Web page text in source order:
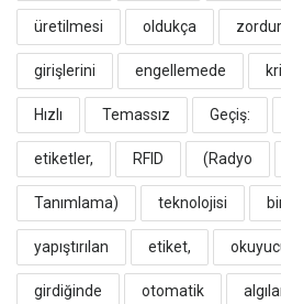
üretilmesi oldukça zordur.
girişlerini engellemede
​Hızlı Temassız Geçiş:
etiketler, RFID (Radyo
Tanımlama) teknolojisi
yapıştırılan etiket,
girdiğinde otomatik